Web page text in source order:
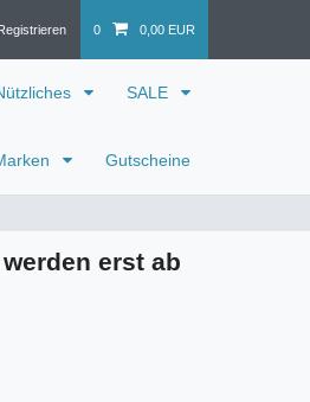
0 0,00 EUR
SALE
Gutscheine
erst ab